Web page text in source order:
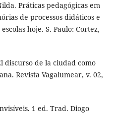
Práticas pedagógicas em
de processos didáticos e
hoje. S. Paulo: Cortez,
discurso de la ciudad como
Revista Vagalumear, v. 02,
1 ed. Trad. Diogo